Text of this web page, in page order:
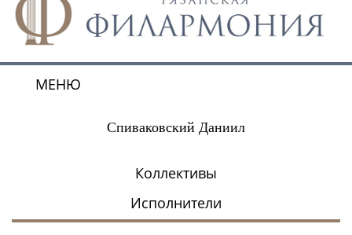
МЕНЮ
Спиваковский Даниил
Коллективы
Исполнители